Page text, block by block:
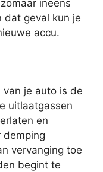
ineens
dat geval kun je
accu.
van je auto is de
uitlaatgassen
en
vervanging toe
begint te